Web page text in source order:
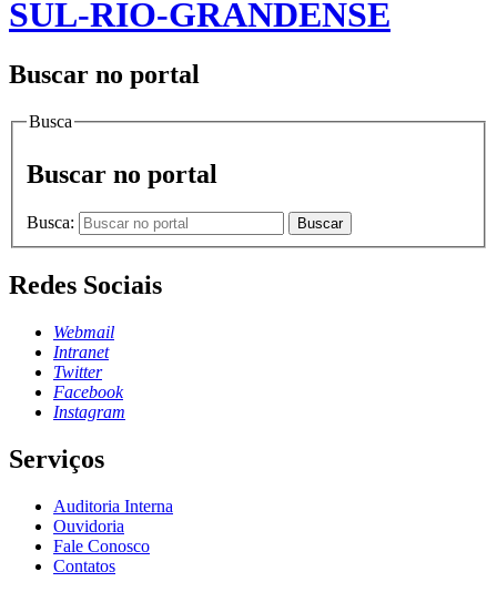
SUL-RIO-GRANDENSE
Buscar no portal
Busca
Buscar no portal
Busca: Buscar
Redes Sociais
Webmail
Intranet
Twitter
Facebook
Instagram
Serviços
Auditoria Interna
Ouvidoria
Fale Conosco
Contatos